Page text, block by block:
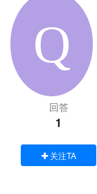
回答
1
关注TA